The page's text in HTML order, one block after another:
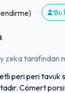
Bu
zeka tarafından
peri peri tavuk
Cömert